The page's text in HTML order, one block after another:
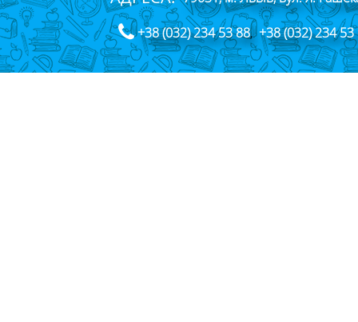
+38 (032) 234 53 88,+38 (032) 234 53